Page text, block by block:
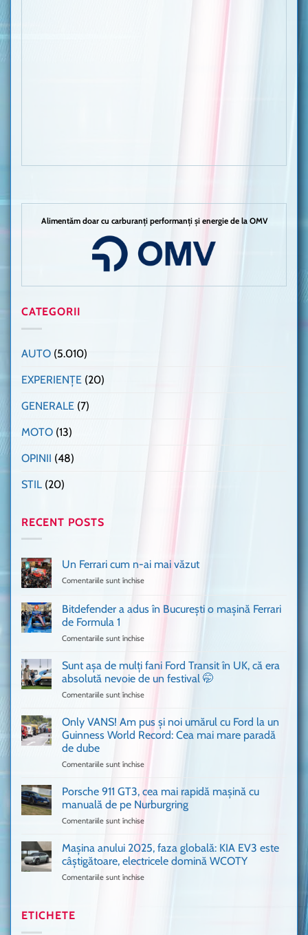
Alimentăm doar cu carburanți performanți și energie de la OMV
CATEGORII
AUTO (5.010)
EXPERIENȚE (20)
GENERALE (7)
MOTO (13)
OPINII (48)
STIL (20)
RECENT POSTS
Un Ferrari cum n-ai mai văzut
Comentariile sunt închise
Ferrari
cum
văzut
Bitdefender a adus în București o mașină Ferrari
de Formula 1
Comentariile sunt închise
a
în
mașină
Ferrari
Sunt așa de mulți fani Ford Transit în UK, că era
absolută nevoie de un festival 🤭
Comentariile sunt închise
așa
mulți
în
UK,
nevoie
de
Only VANS! Am pus și noi umărul cu Ford la un
Guinness World Record: Cea mai mare paradă
de dube
Comentariile sunt închise
VANS!
Am
pus
umărul
cu
Porsche 911 GT3, cea mai rapidă mașină cu
manuală de pe Nurburgring
Comentariile sunt închise
911
GT3,
cea
Mașina anului 2025, faza globală: KIA EV3 este
câștigătoare, electricele domină WCOTY
Comentariile sunt închise
ETICHETE